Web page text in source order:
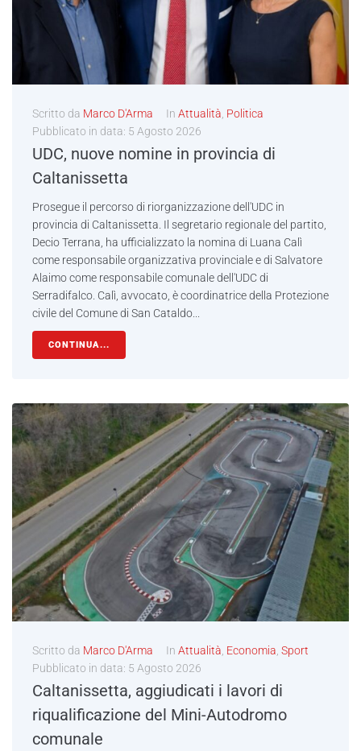
Scritto da Marco D'Arma In Attualità Politica
Pubblicato in data: 5 Agosto 2026
UDC, nuove nomine in provincia di
Caltanissetta
Prosegue il percorso di riorganizzazione dell'UDC in
provincia di Caltanissetta. Il segretario regionale del partito,
Decio Terrana, ha ufficializzato la nomina di Luana Calì
come responsabile organizzativa provinciale e di Salvatore
Alaimo come responsabile comunale dell'UDC di
Serradifalco. Calì, avvocato, è coordinatrice della Protezione
civile del Comune di San Cataldo...
CONTINUA...
Scritto da Marco D'Arma In Attualità Economia Sport
Pubblicato in data: 5 Agosto 2026
Caltanissetta, aggiudicati i lavori di
riqualificazione del Mini-Autodromo
comunale